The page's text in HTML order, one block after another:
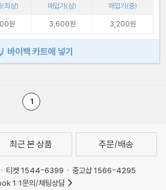
(최상) 매입가(상)
매입가(중)
원 3,600원 3,200원
바이백 카트에 넣기
1
최근 본 상품 주문/배송
티켓 1544-6399
중고샵 1566-4295
1:1문의/채팅상담